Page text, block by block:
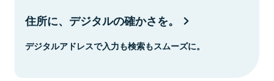
住所に、デジタルの確かさを。
デジタルアドレスで入力も検索もスムーズに。